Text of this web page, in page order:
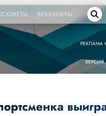
ВЕБ-КАМЕРЫ
РЕКЛАМА